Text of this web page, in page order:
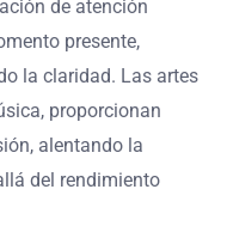
de atención
presente,
la claridad. Las artes
proporcionan
alentando la
del rendimiento